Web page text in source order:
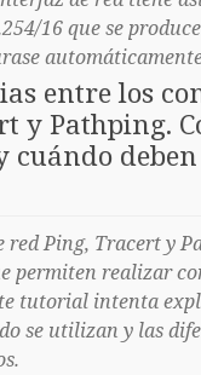
16 que se
entre los
y Pathping.
cuándo
red Ping, Tracert y
permiten realizar
tutorial intenta
se utilizan y las